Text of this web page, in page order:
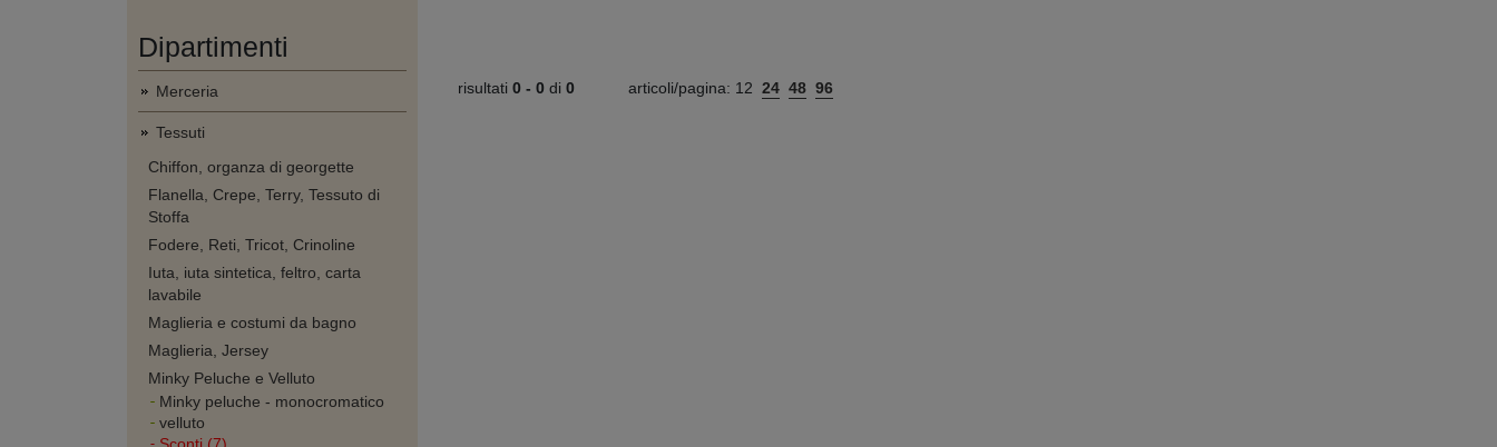
Dipartimenti
Merceria
Tessuti
Chiffon, organza di georgette
Flanella, Crepe, Terry, Tessuto di
Stoffa
Fodere, Reti, Tricot, Crinoline
Iuta, iuta sintetica, feltro, carta
lavabile
Maglieria e costumi da bagno
Maglieria, Jersey
Minky Peluche e Velluto
Minky peluche - monocromatico
velluto
risultati 0 - 0 di 0 articoli/pagina: 12 24 48 96